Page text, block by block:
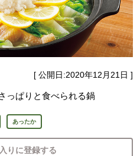
[ 公開日:2020年12月21日 ]
っぱりと食べられる鍋
あったか
りに登録する